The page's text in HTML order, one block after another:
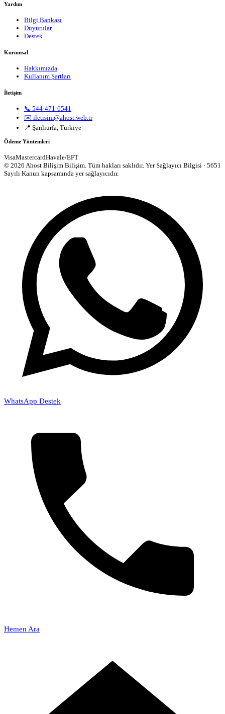
Yardım
Bilgi Bankası
Duyurular
Destek
Kurumsal
Hakkımızda
Kullanım Şartları
İletişim
📞 544-471-6541
✉️ iletisim@ahost.web.tr
📍 Şanlıurfa, Türkiye
Ödeme Yöntemleri
VisaMastercardHavale/EFT
© 2026 Ahost Bilişim Bilişim. Tüm hakları saklıdır. Yer Sağlayıcı Bilgisi · 5651
Sayılı Kanun kapsamında yer sağlayıcıdır.
WhatsApp Destek
Hemen Ara